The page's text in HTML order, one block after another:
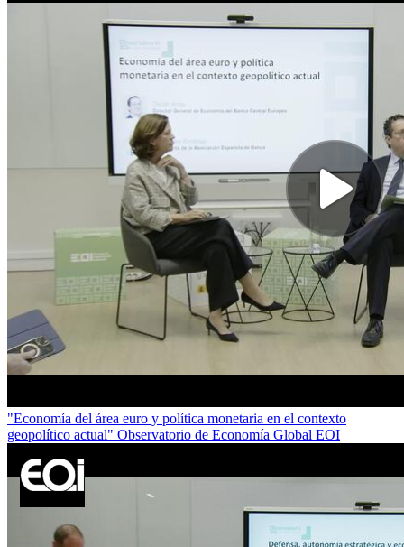
"Economía del área euro y política monetaria en el contexto
geopolítico actual" Observatorio de Economía Global EOI